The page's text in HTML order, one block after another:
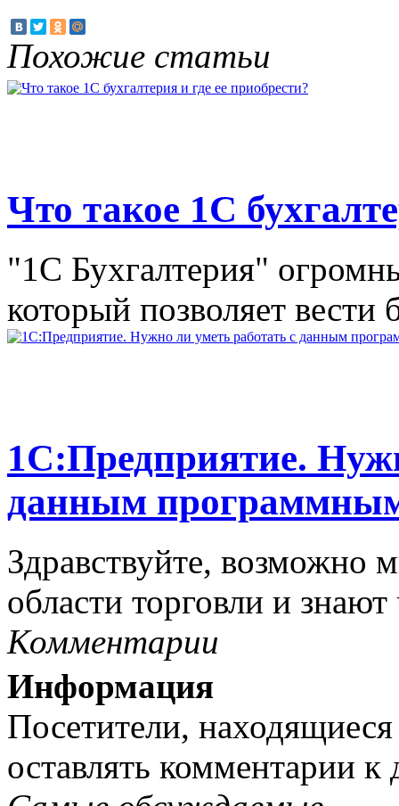
Похожие статьи
Что такое 1С
"1С Бухгалтерия"
который позволяет вести
1C:Предприятие.
данным
Здравствуйте, возможно
области торговли и знают
Комментарии
Информация
Посетители,
оставлять комментарии